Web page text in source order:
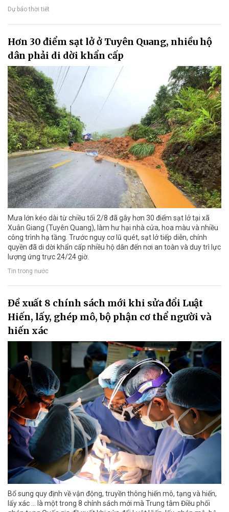
Dự báo thời tiết
Hơn 30 điểm sạt lở ở Tuyên Quang, nhiều hộ
dân phải di dời khẩn cấp
Mưa lớn kéo dài từ chiều tối 2/8 đã gây hơn 30 điểm sạt lở tại xã
Xuân Giang (Tuyên Quang), làm hư hại nhà cửa, hoa màu và nhiều
công trình hạ tầng. Trước nguy cơ lũ quét, sạt lở tiếp diễn, chính
quyền đã di dời khẩn cấp nhiều hộ dân đến nơi an toàn và duy trì lực
lượng ứng trực 24/24 giờ.
Tin trong nước
Đề xuất 8 chính sách mới khi sửa đổi Luật
Hiến, lấy, ghép mô, bộ phận cơ thể người và
hiến xác
Bổ sung quy định về vận động, truyền thông hiến mô, tạng và hiến,
lấy xác ... là một trong 8 chính sách mới mà Trung tâm Điều phối